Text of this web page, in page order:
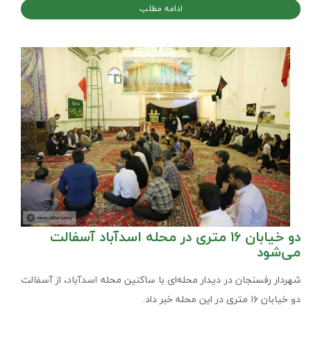
ادامه مطلب
دو خیابان ۱۶ متری در محله اسدآباد آسفالت
می‌شود
شهردار رفسنجان در دیدار محله‌ای با ساکنین محله اسدآباد، از آسفالت
دو خیابان ۱۶ متری در این محله خبر داد.